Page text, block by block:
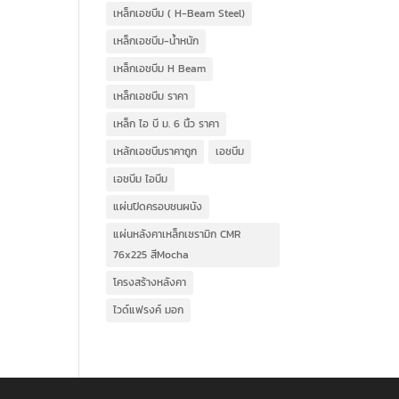
เหล็กเอชบีม ( H-Beam Steel)
เหล็กเอชบีม-น้ำหนัก
เหล็กเอชบีม H Beam
เหล็กเอชบีม ราคา
เหล็ก ไอ บี ม. 6 นิ้ว ราคา
เหล้กเอชบีมราคาถูก
เอชบีม
เอชบีม ไอบีม
แผ่นปิดครอบชนผนัง
แผ่นหลังคาเหล็กเซรามิก CMR
76x225 สีMocha
โครงสร้างหลังคา
ไวด์แฟรงค์ มอก